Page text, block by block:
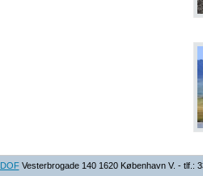
DOFVesterbrogade 140 1620 København V. - tlf.: